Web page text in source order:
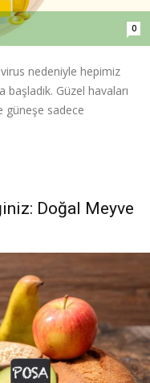
0
nedeniyle hepimiz
Güzel havaları
güneşe sadece
Doğal Meyve